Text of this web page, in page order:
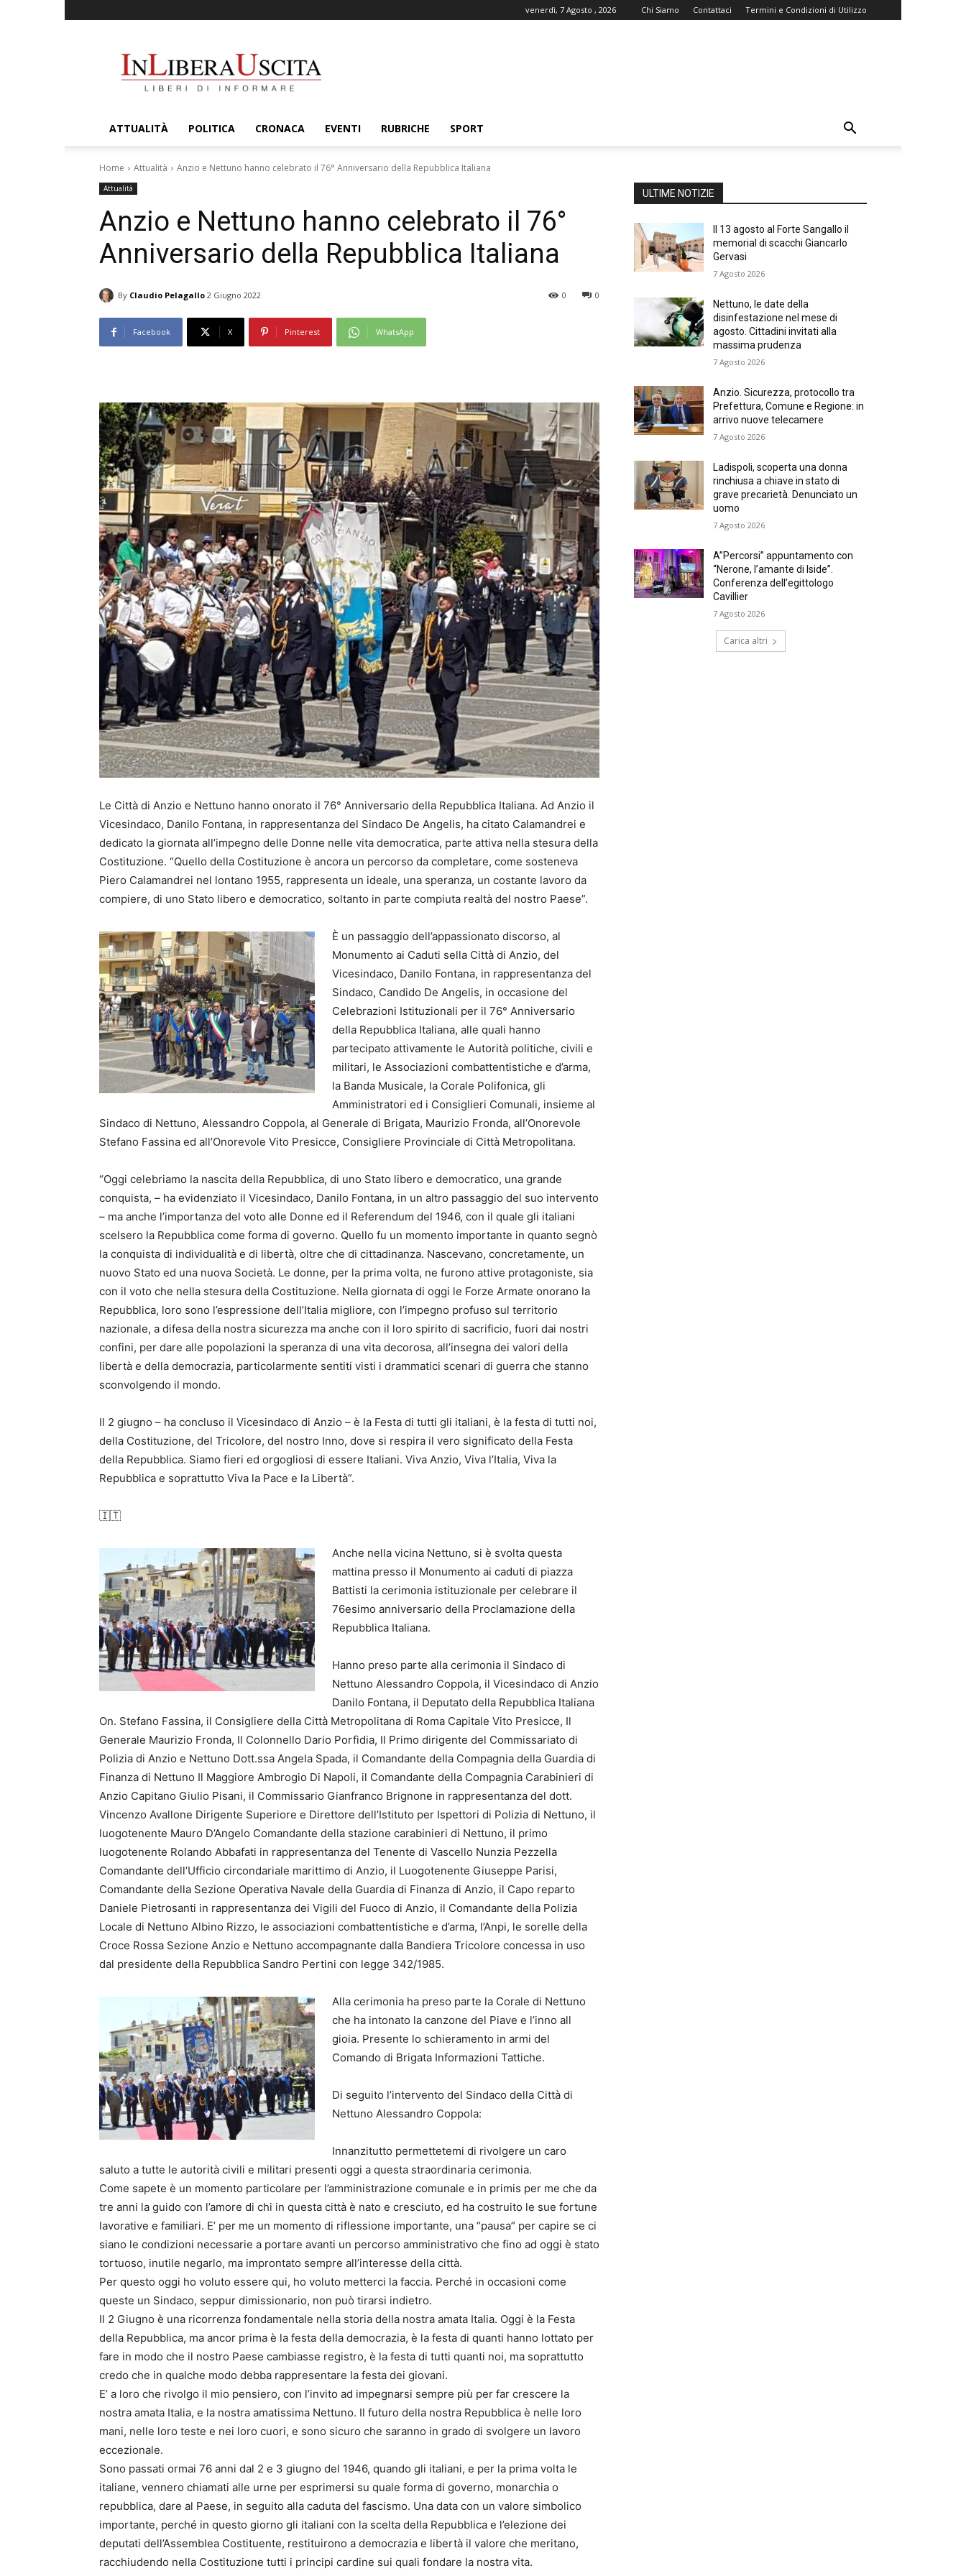
venerdì, 7 Agosto , 2026 Chi Siamo Contattaci Termini e Condizioni di Utilizzo
ATTUALITÀ POLITICA CRONACA EVENTI RUBRICHE SPORT
Home Attualità Anzio e Nettuno hanno celebrato il 76° Anniversario della Repubblica Italiana
Attualità
Anzio e Nettuno hanno celebrato il 76°
Anniversario della Repubblica Italiana
By Claudio Pelagallo 2 Giugno 2022 0
0
Facebook X Pinterest WhatsApp
Le Città di Anzio e Nettuno hanno onorato il 76° Anniversario della Repubblica Italiana. Ad Anzio il
Vicesindaco, Danilo Fontana, in rappresentanza del Sindaco De Angelis, ha citato Calamandrei e
dedicato la giornata all’impegno delle Donne nelle vita democratica, parte attiva nella stesura della
Costituzione. “Quello della Costituzione è ancora un percorso da completare, come sosteneva
Piero Calamandrei nel lontano 1955, rappresenta un ideale, una speranza, un costante lavoro da
compiere, di uno Stato libero e democratico, soltanto in parte compiuta realtà del nostro Paese”.
È un passaggio dell’appassionato discorso, al
Monumento ai Caduti sella Città di Anzio, del
Vicesindaco, Danilo Fontana, in rappresentanza del
Sindaco, Candido De Angelis, in occasione del
Celebrazioni Istituzionali per il 76° Anniversario
della Repubblica Italiana, alle quali hanno
partecipato attivamente le Autorità politiche, civili e
militari, le Associazioni combattentistiche e d’arma,
la Banda Musicale, la Corale Polifonica, gli
Amministratori ed i Consiglieri Comunali, insieme al
Sindaco di Nettuno, Alessandro Coppola, al Generale di Brigata, Maurizio Fronda, all’Onorevole
Stefano Fassina ed all’Onorevole Vito Presicce, Consigliere Provinciale di Città Metropolitana.
“Oggi celebriamo la nascita della Repubblica, di uno Stato libero e democratico, una grande
conquista, – ha evidenziato il Vicesindaco, Danilo Fontana, in un altro passaggio del suo intervento
– ma anche l’importanza del voto alle Donne ed il Referendum del 1946, con il quale gli italiani
scelsero la Repubblica come forma di governo. Quello fu un momento importante in quanto segnò
la conquista di individualità e di libertà, oltre che di cittadinanza. Nascevano, concretamente, un
nuovo Stato ed una nuova Società. Le donne, per la prima volta, ne furono attive protagoniste, sia
con il voto che nella stesura della Costituzione. Nella giornata di oggi le Forze Armate onorano la
Repubblica, loro sono l’espressione dell’Italia migliore, con l’impegno profuso sul territorio
nazionale, a difesa della nostra sicurezza ma anche con il loro spirito di sacrificio, fuori dai nostri
confini, per dare alle popolazioni la speranza di una vita decorosa, all’insegna dei valori della
libertà e della democrazia, particolarmente sentiti visti i drammatici scenari di guerra che stanno
sconvolgendo il mondo.
Il 2 giugno – ha concluso il Vicesindaco di Anzio – è la Festa di tutti gli italiani, è la festa di tutti noi,
della Costituzione, del Tricolore, del nostro Inno, dove si respira il vero significato della Festa
della Repubblica. Siamo fieri ed orgogliosi di essere Italiani. Viva Anzio, Viva l’Italia, Viva la
Repubblica e soprattutto Viva la Pace e la Libertà”.
🇮🇹
Anche nella vicina Nettuno, si è svolta questa
mattina presso il Monumento ai caduti di piazza
Battisti la cerimonia istituzionale per celebrare il
76esimo anniversario della Proclamazione della
Repubblica Italiana.
Hanno preso parte alla cerimonia il Sindaco di
Nettuno Alessandro Coppola, il Vicesindaco di Anzio
Danilo Fontana, il Deputato della Repubblica Italiana
On. Stefano Fassina, il Consigliere della Città Metropolitana di Roma Capitale Vito Presicce, Il
Generale Maurizio Fronda, Il Colonnello Dario Porfidia, Il Primo dirigente del Commissariato di
Polizia di Anzio e Nettuno Dott.ssa Angela Spada, il Comandante della Compagnia della Guardia di
Finanza di Nettuno Il Maggiore Ambrogio Di Napoli, il Comandante della Compagnia Carabinieri di
Anzio Capitano Giulio Pisani, il Commissario Gianfranco Brignone in rappresentanza del dott.
Vincenzo Avallone Dirigente Superiore e Direttore dell’Istituto per Ispettori di Polizia di Nettuno, il
luogotenente Mauro D’Angelo Comandante della stazione carabinieri di Nettuno, il primo
luogotenente Rolando Abbafati in rappresentanza del Tenente di Vascello Nunzia Pezzella
Comandante dell’Ufficio circondariale marittimo di Anzio, il Luogotenente Giuseppe Parisi,
Comandante della Sezione Operativa Navale della Guardia di Finanza di Anzio, il Capo reparto
Daniele Pietrosanti in rappresentanza dei Vigili del Fuoco di Anzio, il Comandante della Polizia
Locale di Nettuno Albino Rizzo, le associazioni combattentistiche e d’arma, l’Anpi, le sorelle della
Croce Rossa Sezione Anzio e Nettuno accompagnante dalla Bandiera Tricolore concessa in uso
dal presidente della Repubblica Sandro Pertini con legge 342/1985.
Alla cerimonia ha preso parte la Corale di Nettuno
che ha intonato la canzone del Piave e l’inno all
gioia. Presente lo schieramento in armi del
Comando di Brigata Informazioni Tattiche.
Di seguito l’intervento del Sindaco della Città di
Nettuno Alessandro Coppola:
Innanzitutto permettetemi di rivolgere un caro
saluto a tutte le autorità civili e militari presenti oggi a questa straordinaria cerimonia.
Come sapete è un momento particolare per l’amministrazione comunale e in primis per me che da
tre anni la guido con l’amore di chi in questa città è nato e cresciuto, ed ha costruito le sue fortune
lavorative e familiari. E’ per me un momento di riflessione importante, una “pausa” per capire se ci
siano le condizioni necessarie a portare avanti un percorso amministrativo che fino ad oggi è stato
tortuoso, inutile negarlo, ma improntato sempre all’interesse della città.
Per questo oggi ho voluto essere qui, ho voluto metterci la faccia. Perché in occasioni come
queste un Sindaco, seppur dimissionario, non può tirarsi indietro.
Il 2 Giugno è una ricorrenza fondamentale nella storia della nostra amata Italia. Oggi è la Festa
della Repubblica, ma ancor prima è la festa della democrazia, è la festa di quanti hanno lottato per
fare in modo che il nostro Paese cambiasse registro, è la festa di tutti quanti noi, ma soprattutto
credo che in qualche modo debba rappresentare la festa dei giovani.
E’ a loro che rivolgo il mio pensiero, con l’invito ad impegnarsi sempre più per far crescere la
nostra amata Italia, e la nostra amatissima Nettuno. Il futuro della nostra Repubblica è nelle loro
mani, nelle loro teste e nei loro cuori, e sono sicuro che saranno in grado di svolgere un lavoro
eccezionale.
Sono passati ormai 76 anni dal 2 e 3 giugno del 1946, quando gli italiani, e per la prima volta le
italiane, vennero chiamati alle urne per esprimersi su quale forma di governo, monarchia o
repubblica, dare al Paese, in seguito alla caduta del fascismo. Una data con un valore simbolico
importante, perché in questo giorno gli italiani con la scelta della Repubblica e l’elezione dei
deputati dell’Assemblea Costituente, restituirono a democrazia e libertà il valore che meritano,
racchiudendo nella Costituzione tutti i principi cardine sui quali fondare la nostra vita.
ULTIME NOTIZIE
Il 13 agosto al Forte Sangallo il
memorial di scacchi Giancarlo
Gervasi
7 Agosto 2026
Nettuno, le date della
disinfestazione nel mese di
agosto. Cittadini invitati alla
massima prudenza
7 Agosto 2026
Anzio. Sicurezza, protocollo tra
Prefettura, Comune e Regione: in
arrivo nuove telecamere
7 Agosto 2026
Ladispoli, scoperta una donna
rinchiusa a chiave in stato di
grave precarietà. Denunciato un
uomo
7 Agosto 2026
A”Percorsi” appuntamento con
“Nerone, l’amante di Iside”.
Conferenza dell’egittologo
Cavillier
7 Agosto 2026
Carica altri